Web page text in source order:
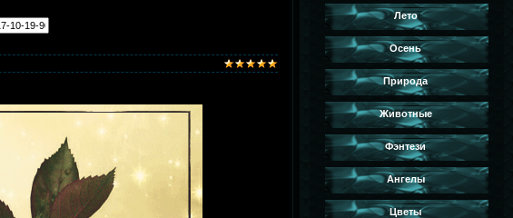
Лето
Осень
Природа
Животные
Фэнтези
Ангелы
Цветы